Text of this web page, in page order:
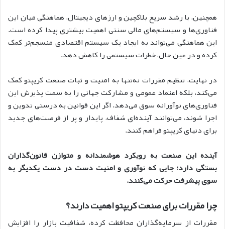
همچنین، با رشد سریع بلاکچین و ارزهای دیجیتال، هماهنگی میان این
فناوری‌ها و سیستم‌های مالی سنتی اهمیت بیشتری پیدا کرده است.
این هماهنگی می‌تواند به ایجاد یک سیستم اقتصادی منسجم‌تر کمک
کرده و در عین حال، خطرات سیستمی را کاهش دهد.
در نهایت، تنظیم مقررات نه‌تنها به امنیت و ثبات صنعت کریپتو کمک
می‌کند، بلکه اعتماد عمومی و مشارکت جهانی را به سمت پذیرش این
فناوری‌های نوآورانه سوق می‌دهد. اگر این قوانین به درستی تدوین و
اجرا شوند، می‌توانند آینده‌ای شفاف، پایدار و پر از فرصت‌های جدید
برای دنیای کر‌یپتو فراهم کنند.
آینده این صنعت به رویکرد هوشمندانه و متوازن قانون‌گذاران
بستگی دارد؛ جایی که نوآوری و امنیت دست در دست یکدیگر به
سوی پیشرفت حرکت می‌کنند.
چرا مقررات برای صنعت کریپتو اهمیت دارند؟
مقررات از سرمایه‌گذاران محافظت کرده، شفافیت بازار را افزایش